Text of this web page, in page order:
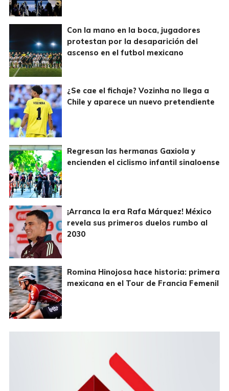
Con la mano en la boca, jugadores
protestan por la desaparición del
ascenso en el futbol mexicano
¿Se cae el fichaje? Vozinha no llega a
Chile y aparece un nuevo pretendiente
Regresan las hermanas Gaxiola y
encienden el ciclismo infantil sinaloense
¡Arranca la era Rafa Márquez! México
revela sus primeros duelos rumbo al
2030
Romina Hinojosa hace historia: primera
mexicana en el Tour de Francia Femenil